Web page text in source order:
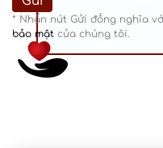
* Nhấn nút Gửi đồng nghĩa
bảo mật của chúng tôi.